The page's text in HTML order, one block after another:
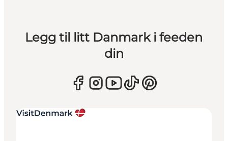
Legg til litt Danmark i feeden
din